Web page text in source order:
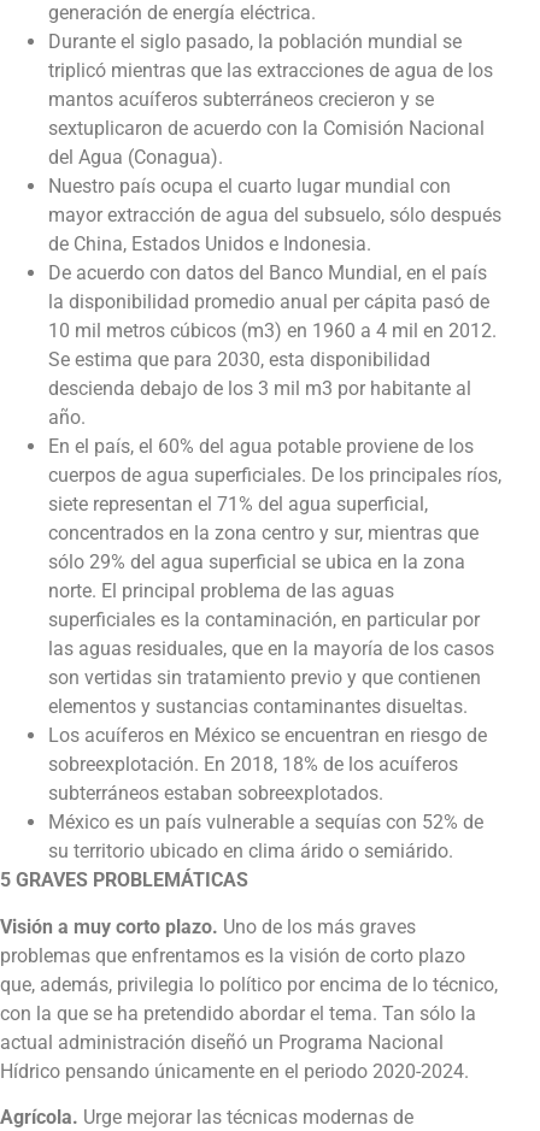
generación de energía eléctrica.
Durante el siglo pasado, la población mundial se
triplicó mientras que las extracciones de agua de los
mantos acuíferos subterráneos crecieron y se
sextuplicaron de acuerdo con la Comisión Nacional
del Agua (Conagua).
Nuestro país ocupa el cuarto lugar mundial con
mayor extracción de agua del subsuelo, sólo después
de China, Estados Unidos e Indonesia.
De acuerdo con datos del Banco Mundial, en el país
la disponibilidad promedio anual per cápita pasó de
10 mil metros cúbicos (m3) en 1960 a 4 mil en 2012.
Se estima que para 2030, esta disponibilidad
descienda debajo de los 3 mil m3 por habitante al
año.
En el país, el 60% del agua potable proviene de los
cuerpos de agua superficiales. De los principales ríos,
siete representan el 71% del agua superficial,
concentrados en la zona centro y sur, mientras que
sólo 29% del agua superficial se ubica en la zona
norte. El principal problema de las aguas
superficiales es la contaminación, en particular por
las aguas residuales, que en la mayoría de los casos
son vertidas sin tratamiento previo y que contienen
elementos y sustancias contaminantes disueltas.
Los acuíferos en México se encuentran en riesgo de
sobreexplotación. En 2018, 18% de los acuíferos
subterráneos estaban sobreexplotados.
México es un país vulnerable a sequías con 52% de
su territorio ubicado en clima árido o semiárido.
5 GRAVES PROBLEMÁTICAS
Visión a muy corto plazo. Uno de los más graves
problemas que enfrentamos es la visión de corto plazo
que, además, privilegia lo político por encima de lo técnico,
con la que se ha pretendido abordar el tema. Tan sólo la
actual administración diseñó un Programa Nacional
Hídrico pensando únicamente en el periodo 2020-2024.
Agrícola. Urge mejorar las técnicas modernas de